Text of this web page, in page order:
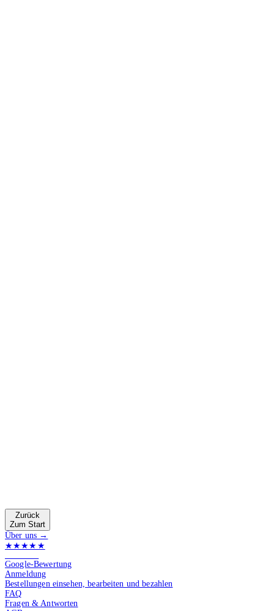
Zurück
Zum Start
Über uns →
★★★★★
Google-Bewertung
Anmeldung
Bestellungen einsehen, bearbeiten und bezahlen
FAQ
Fragen & Antworten